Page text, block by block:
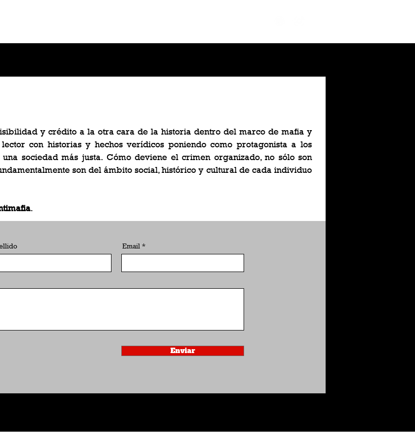
y crédito a la otra cara de la historia dentro del marco de mafia y
con historias y hechos verídicos poniendo como protagonista a los
sociedad más justa. Cómo deviene el crimen organizado, no sólo son
son del ámbito social, histórico y cultural de cada individuo
.
Email
Enviar